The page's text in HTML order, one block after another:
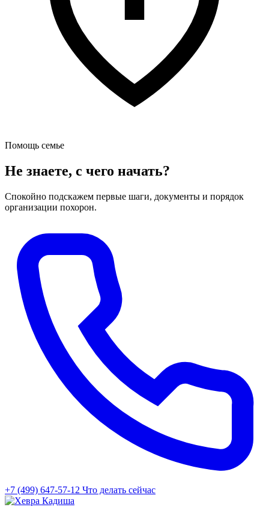
Помощь семье
Не знаете, с чего начать?
Спокойно подскажем первые шаги, документы и порядок
организации похорон.
+7 (499) 647-57-12 Что делать сейчас